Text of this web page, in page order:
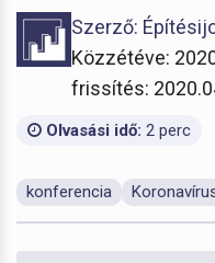
Szerző:
Közzétéve:
frissítés:
Olvasási idő: 2 perc
konferencia